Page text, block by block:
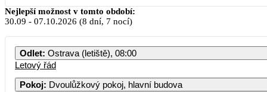
Nejlepší možnost v tomto období:
30.09 - 07.10.2026 (8 dní, 7 nocí)
Odlet: Ostrava (letiště), 08:00
Letový řád
Pokoj: Dvoulůžkový pokoj, hlavní budova